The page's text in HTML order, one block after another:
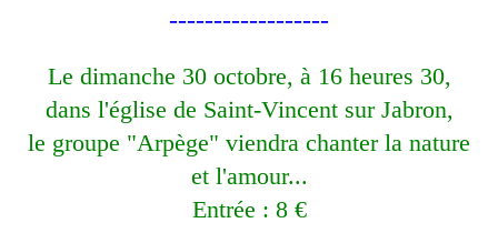
------------------
Le dimanche 30 octobre, à 16 heures 30,
dans l'église de Saint-Vincent sur Jabron,
le groupe "Arpège" viendra chanter la nature
et l'amour...
Entrée : 8 €